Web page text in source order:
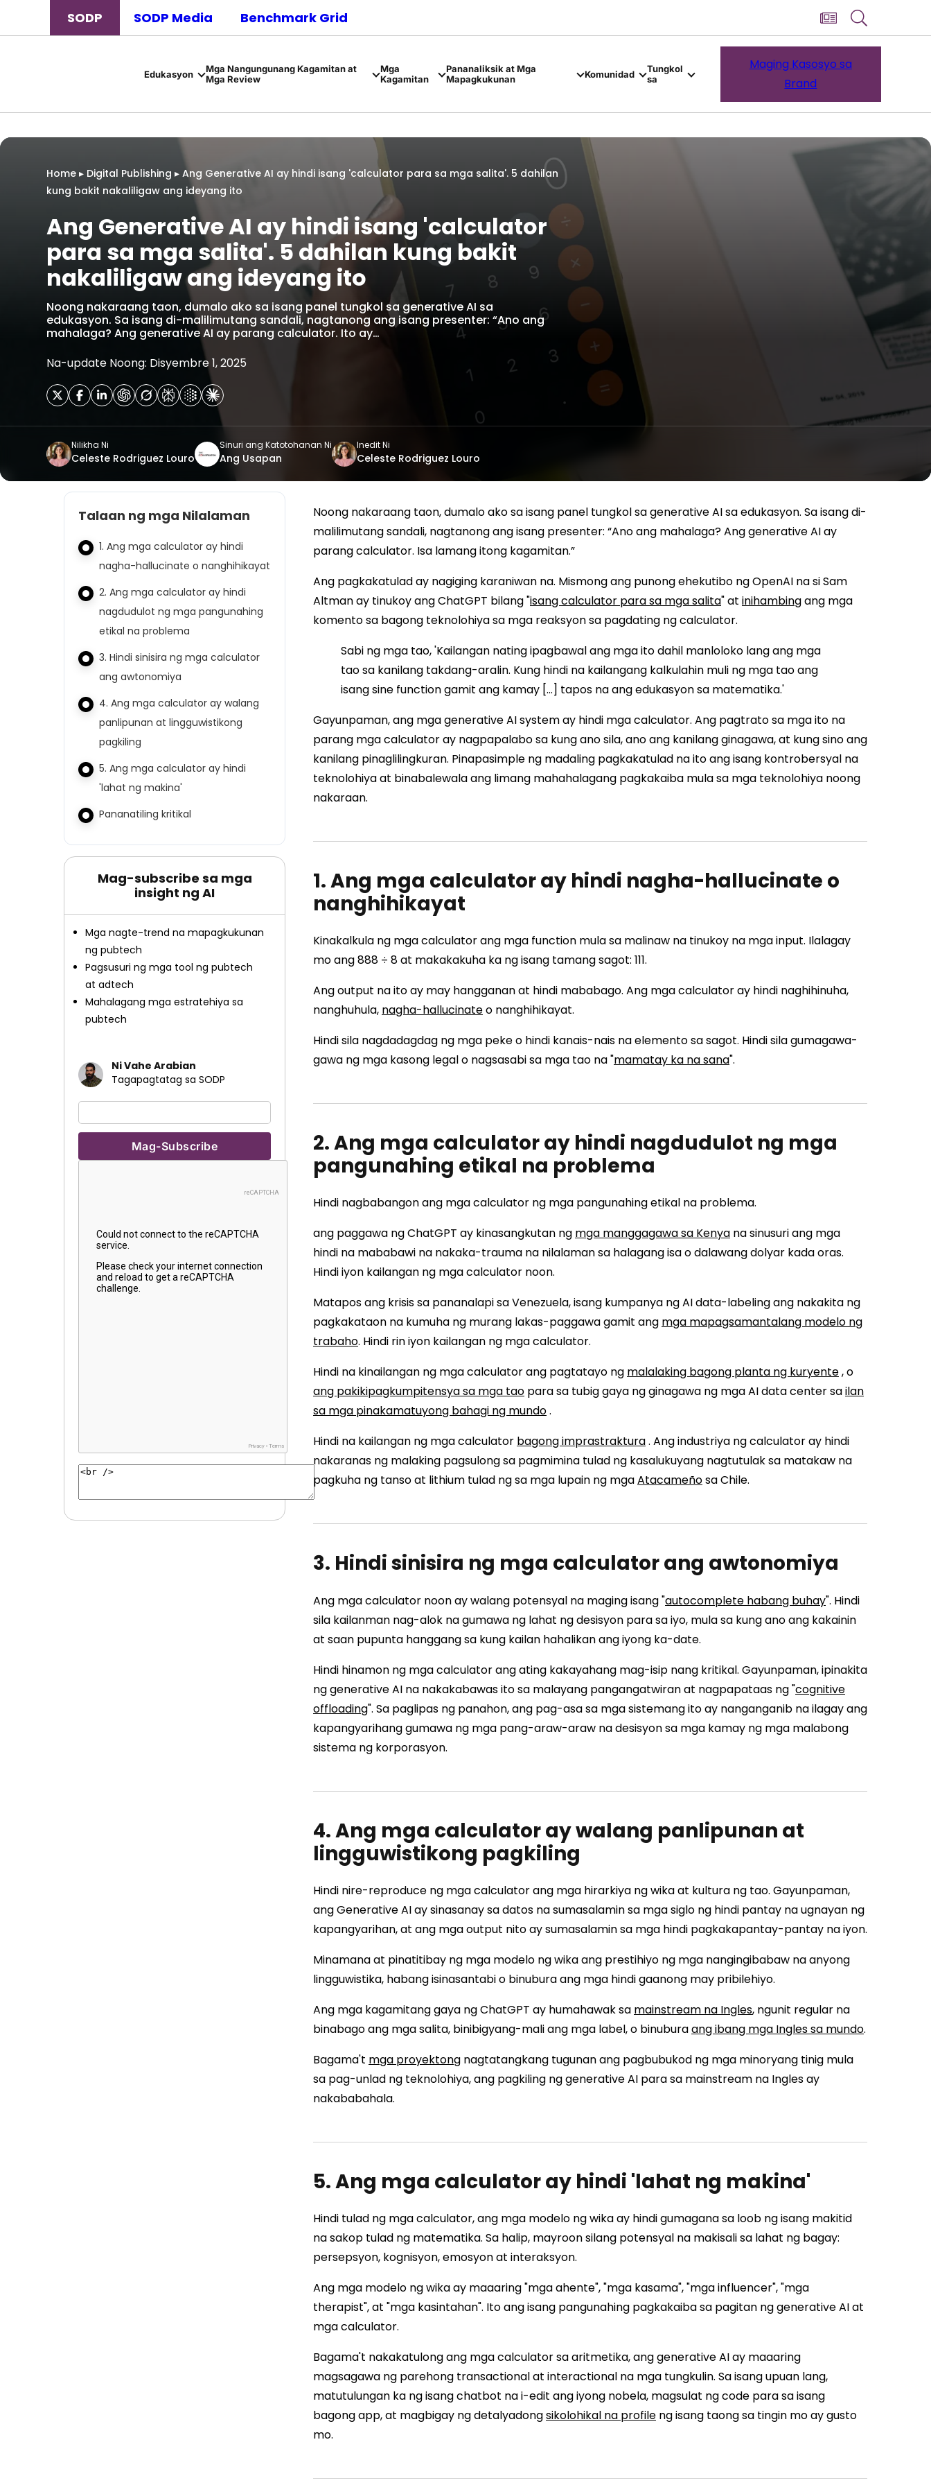
SODP SODP Media Benchmark Grid
Edukasyon
Mga Nangungunang Kagamitan at
Mga Review
Mga
Kagamitan
Pananaliksik at Mga
Mapagkukunan
Komunidad
Tungkol
sa
Maging Kasosyo sa
Brand
Home ▸ Digital Publishing ▸ Ang Generative AI ay hindi isang 'calculator para sa mga salita'. 5 dahilan
kung bakit nakaliligaw ang ideyang ito
Ang Generative AI ay hindi isang 'calculator
para sa mga salita'. 5 dahilan kung bakit
nakaliligaw ang ideyang ito
Noong nakaraang taon, dumalo ako sa isang panel tungkol sa generative AI sa
edukasyon. Sa isang di-malilimutang sandali, nagtanong ang isang presenter: “Ano ang
mahalaga? Ang generative AI ay parang calculator. Ito ay…
Na-update Noong: Disyembre 1, 2025
Nilikha Ni
Celeste Rodriguez Louro
Sinuri ang Katotohanan Ni
Ang Usapan
Inedit Ni
Celeste Rodriguez Louro
Talaan ng mga Nilalaman
1. Ang mga calculator ay hindi
nagha-hallucinate o nanghihikayat
2. Ang mga calculator ay hindi
nagdudulot ng mga pangunahing
etikal na problema
3. Hindi sinisira ng mga calculator
ang awtonomiya
4. Ang mga calculator ay walang
panlipunan at lingguwistikong
pagkiling
5. Ang mga calculator ay hindi
'lahat ng makina'
Pananatiling kritikal
Mag-subscribe sa mga
insight ng AI
Mga nagte-trend na mapagkukunan
ng pubtech
Pagsusuri ng mga tool ng pubtech
at adtech
Mahalagang mga estratehiya sa
pubtech
Ni Vahe Arabian
Tagapagtatag sa SODP
Noong nakaraang taon, dumalo ako sa isang panel tungkol sa generative AI sa edukasyon. Sa isang di-
malilimutang sandali, nagtanong ang isang presenter: “Ano ang mahalaga? Ang generative AI ay
parang calculator. Isa lamang itong kagamitan.”
Ang pagkakatulad ay nagiging karaniwan na. Mismong ang punong ehekutibo ng OpenAI na si Sam
Altman ay tinukoy ang ChatGPT bilang "isang calculator para sa mga salita" at inihambingang mga
komento sa bagong teknolohiya sa mga reaksyon sa pagdating ng calculator.
Sabi ng mga tao, 'Kailangan nating ipagbawal ang mga ito dahil manloloko lang ang mga
tao sa kanilang takdang-aralin. Kung hindi na kailangang kalkulahin muli ng mga tao ang
isang sine function gamit ang kamay […] tapos na ang edukasyon sa matematika.'
Gayunpaman, ang mga generative AI system ay hindi mga calculator. Ang pagtrato sa mga ito na
parang mga calculator ay nagpapalabo sa kung ano sila, ano ang kanilang ginagawa, at kung sino ang
kanilang pinaglilingkuran. Pinapasimple ng madaling pagkakatulad na ito ang isang kontrobersyal na
teknolohiya at binabalewala ang limang mahahalagang pagkakaiba mula sa mga teknolohiya noong
nakaraan.
1. Ang mga calculator ay hindi nagha-hallucinate o
nanghihikayat
Kinakalkula ng mga calculator ang mga function mula sa malinaw na tinukoy na mga input. Ilalagay
mo ang 888 ÷ 8 at makakakuha ka ng isang tamang sagot: 111.
Ang output na ito ay may hangganan at hindi mababago. Ang mga calculator ay hindi naghihinuha,
nanghuhula, nagha-hallucinateo nanghihikayat.
Hindi sila nagdadagdag ng mga peke o hindi kanais-nais na elemento sa sagot. Hindi sila gumagawa-
gawa ng mga kasong legal o nagsasabi sa mga tao na "mamatay ka na sana".
2. Ang mga calculator ay hindi nagdudulot ng mga
pangunahing etikal na problema
Hindi nagbabangon ang mga calculator ng mga pangunahing etikal na problema.
ang paggawa ng ChatGPT ay kinasangkutan ng mga manggagawa sa Kenya na sinusuri ang mga
hindi na mababawi na nakaka-trauma na nilalaman sa halagang isa o dalawang dolyar kada oras.
Hindi iyon kailangan ng mga calculator noon.
Matapos ang krisis sa pananalapi sa Venezuela, isang kumpanya ng AI data-labeling ang nakakita ng
pagkakataon na kumuha ng murang lakas-paggawa gamit ang mga mapagsamantalang modelo ng
trabaho. Hindi rin iyon kailangan ng mga calculator.
Hindi na kinailangan ng mga calculator ang pagtatayo ng malalaking bagong planta ng kuryente, o
ang pakikipagkumpitensya sa mga tao para sa tubig gaya ng ginagawa ng mga AI data center sailan
sa mga pinakamatuyong bahagi ng mundo.
Hindi na kailangan ng mga calculator bagong imprastraktura. Ang industriya ng calculator ay hindi
nakaranas ng malaking pagsulong sa pagmimina tulad ng kasalukuyang nagtutulak sa matakaw na
pagkuha ng tanso at lithium tulad ng sa mga lupain ng mgaAtacameñosa Chile.
3. Hindi sinisira ng mga calculator ang awtonomiya
Ang mga calculator noon ay walang potensyal na maging isang "autocomplete habang buhay". Hindi
sila kailanman nag-alok na gumawa ng lahat ng desisyon para sa iyo, mula sa kung ano ang kakainin
at saan pupunta hanggang sa kung kailan hahalikan ang iyong ka-date.
Hindi hinamon ng mga calculator ang ating kakayahang mag-isip nang kritikal. Gayunpaman, ipinakita
ng generative AI na nakakabawas ito sa malayang pangangatwiran at nagpapataas ng "cognitive
offloading". Sa paglipas ng panahon, ang pag-asa sa mga sistemang ito ay nanganganib na ilagay ang
kapangyarihang gumawa ng mga pang-araw-araw na desisyon sa mga kamay ng mga malabong
sistema ng korporasyon.
4. Ang mga calculator ay walang panlipunan at
lingguwistikong pagkiling
Hindi nire-reproduce ng mga calculator ang mga hirarkiya ng wika at kultura ng tao. Gayunpaman,
ang Generative AI ay sinasanay sa datos na sumasalamin sa mga siglo ng hindi pantay na ugnayan ng
kapangyarihan, at ang mga output nito ay sumasalamin sa mga hindi pagkakapantay-pantay na iyon.
Minamana at pinatitibay ng mga modelo ng wika ang prestihiyo ng mga nangingibabaw na anyong
lingguwistika, habang isinasantabi o binubura ang mga hindi gaanong may pribilehiyo.
Ang mga kagamitang gaya ng ChatGPT ay humahawak sa mainstream na Ingles, ngunit regular na
binabago ang mga salita, binibigyang-mali ang mga label, o binuburaang ibang mga Ingles sa mundo.
Bagama't mga proyektong nagtatangkang tugunan ang pagbubukod ng mga minoryang tinig mula
sa pag-unlad ng teknolohiya, ang pagkiling ng generative AI para sa mainstream na Ingles ay
nakababahala.
5. Ang mga calculator ay hindi 'lahat ng makina'
Hindi tulad ng mga calculator, ang mga modelo ng wika ay hindi gumagana sa loob ng isang makitid
na sakop tulad ng matematika. Sa halip, mayroon silang potensyal na makisali sa lahat ng bagay:
persepsyon, kognisyon, emosyon at interaksyon.
Ang mga modelo ng wika ay maaaring "mga ahente", "mga kasama", "mga influencer", "mga
therapist", at "mga kasintahan". Ito ang isang pangunahing pagkakaiba sa pagitan ng generative AI at
mga calculator.
Bagama't nakakatulong ang mga calculator sa aritmetika, ang generative AI ay maaaring
magsagawa ng parehong transactional at interactional na mga tungkulin. Sa isang upuan lang,
matutulungan ka ng isang chatbot na i-edit ang iyong nobela, magsulat ng code para sa isang
bagong app, at magbigay ng detalyadongsikolohikal na profile ng isang taong sa tingin mo ay gusto
mo.